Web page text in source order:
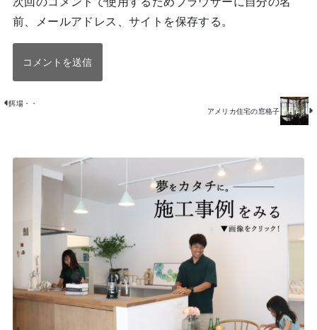
前、メールアドレス、サイトを保存する。
餌場・・
アメリカ住宅の窓格子